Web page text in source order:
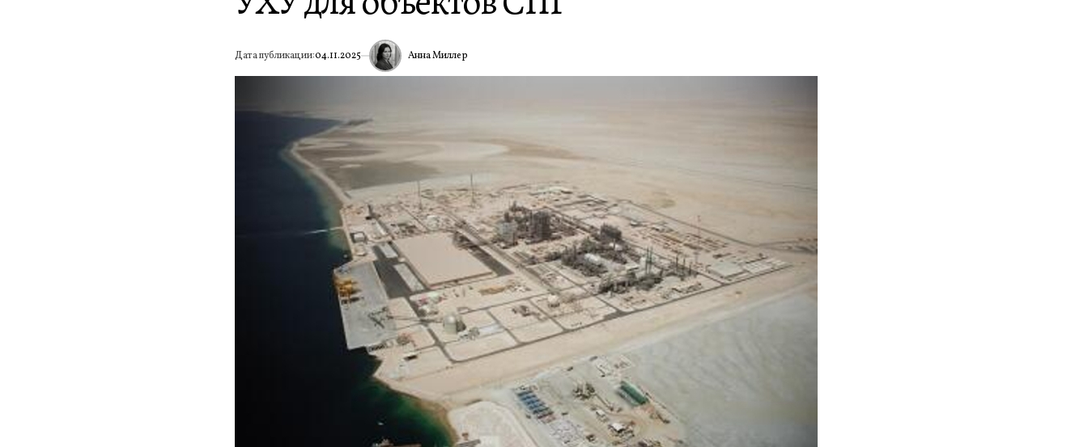
Дата публикации:04.11.2025 ИА Анна Миллер